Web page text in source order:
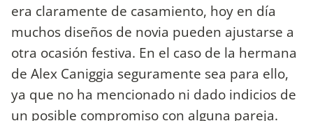
era claramente de casamiento, hoy en día
muchos diseños de novia pueden ajustarse a
otra ocasión festiva. En el caso de la hermana
de Alex Caniggia seguramente sea para ello,
ya que no ha mencionado ni dado indicios de
un posible compromiso con alguna pareja.